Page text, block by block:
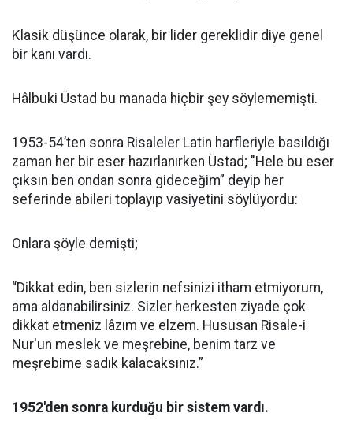
Klasik düşünce olarak, bir lider gereklidir diye genel
bir kanı vardı.
Hâlbuki Üstad bu manada hiçbir şey söylememişti.
1953-54’ten sonra Risaleler Latin harfleriyle basıldığı
zaman her bir eser hazırlanırken Üstad; "Hele bu eser
çıksın ben ondan sonra gideceğim” deyip her
seferinde abileri toplayıp vasiyetini söylüyordu:
Onlara şöyle demişti;
“Dikkat edin, ben sizlerin nefsinizi itham etmiyorum,
ama aldanabilirsiniz. Sizler herkesten ziyade çok
dikkat etmeniz lâzım ve elzem. Hususan Risale-i
Nur'un meslek ve meşrebine, benim tarz ve
meşrebime sadık kalacaksınız.”
1952'den sonra kurduğu bir sistem vardı.